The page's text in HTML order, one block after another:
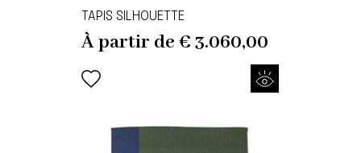
TAPIS SILHOUETTE
À partir de€ 3.060,00